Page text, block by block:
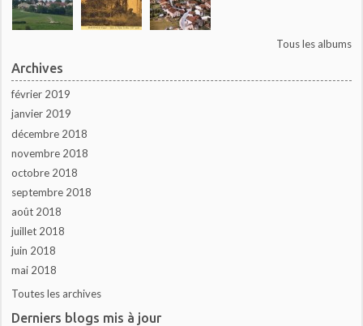
Tous les albums
Archives
février 2019
janvier 2019
décembre 2018
novembre 2018
octobre 2018
septembre 2018
août 2018
juillet 2018
juin 2018
mai 2018
Toutes les archives
Derniers blogs mis à jour